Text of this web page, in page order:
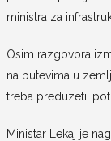
ministra za
Osim razgovora
na putevima u
treba preduzeti,
Ministar Lekaj je